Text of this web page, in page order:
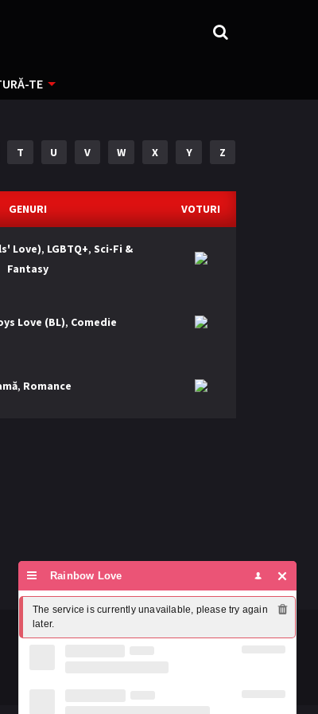
TE
T U V W X Y Z
GENURI VOTURI
Love), LGBTQ+, Sci-Fi &
Fantasy
Love (BL), Comedie
, Romance
Rainbow Love
The service is currently unavailable, please try again
later.